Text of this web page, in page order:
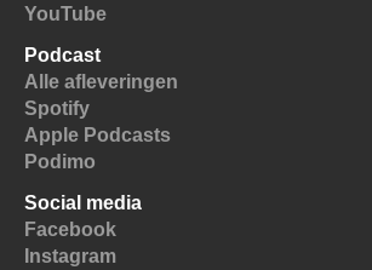
YouTube
Podcast
Alle afleveringen
Spotify
Apple Podcasts
Podimo
Social media
Facebook
Instagram